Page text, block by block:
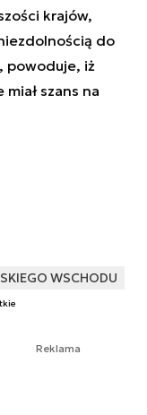
krajów,
do
powoduje, iż
szans na
WSCHODU
Reklama